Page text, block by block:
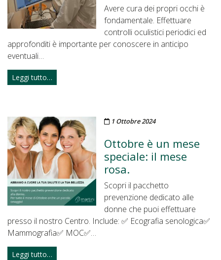
Avere cura dei propri occhi è
fondamentale. Effettuare
controlli oculistici periodici ed
approfonditi è importante per conoscere in anticipo
eventuali…
Leggi tutto…
Pubblicato il
1 Ottobre 2024
Ottobre è un mese
speciale: il mese
rosa.
Scopri il pacchetto
prevenzione dedicato alle
donne che puoi effettuare
presso il nostro Centro. Include: ✅ Ecografia senologica✅
Mammografia✅ MOC✅…
Leggi tutto…